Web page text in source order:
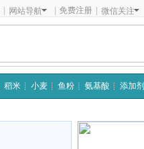
网站导航 免费注册 微信关注
稻米 小麦 鱼粉 氨基酸 添加剂